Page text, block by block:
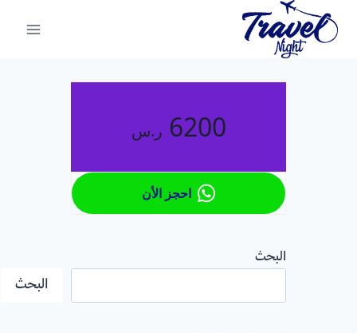
التجاوز
6200 ر.س
احجز الأن
البحث
البحث